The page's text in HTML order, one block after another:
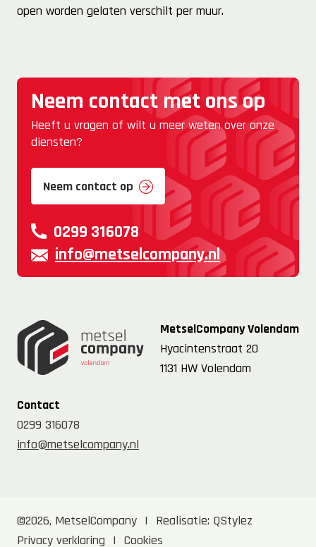
open worden gelaten verschilt per muur.
Neem contact met ons op
Heeft u vragen of wilt u meer weten over onze
diensten?
Neem contact op
0299 316078
info@metselcompany.nl
MetselCompany Volendam
Hyacintenstraat 20
1131 HW Volendam
Contact
0299 316078
info@metselcompany.nl
©2026, MetselCompany | Realisatie: QStylez
Privacy verklaring | Cookies